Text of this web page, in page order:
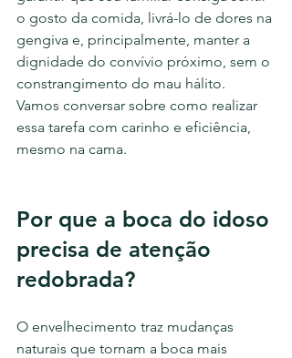
o gosto da comida, livrá-lo de dores na
gengiva e, principalmente, manter a
dignidade do convívio próximo, sem o
constrangimento do mau hálito.
Vamos conversar sobre como realizar
essa tarefa com carinho e eficiência,
mesmo na cama.
Por que a boca do idoso
precisa de atenção
redobrada?
O envelhecimento traz mudanças
naturais que tornam a boca mais